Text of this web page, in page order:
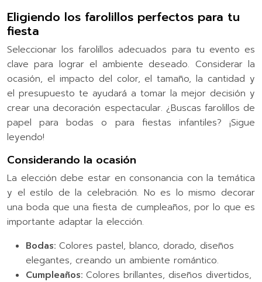
Eligiendo los farolillos perfectos para tu
fiesta
Seleccionar los farolillos adecuados para tu evento es
clave para lograr el ambiente deseado. Considerar la
ocasión, el impacto del color, el tamaño, la cantidad y
el presupuesto te ayudará a tomar la mejor decisión y
crear una decoración espectacular. ¿Buscas farolillos de
papel para bodas o para fiestas infantiles? ¡Sigue
leyendo!
Considerando la ocasión
La elección debe estar en consonancia con la temática
y el estilo de la celebración. No es lo mismo decorar
una boda que una fiesta de cumpleaños, por lo que es
importante adaptar la elección.
Bodas: Colores pastel, blanco, dorado, diseños
elegantes, creando un ambiente romántico.
Cumpleaños: Colores brillantes, diseños divertidos,